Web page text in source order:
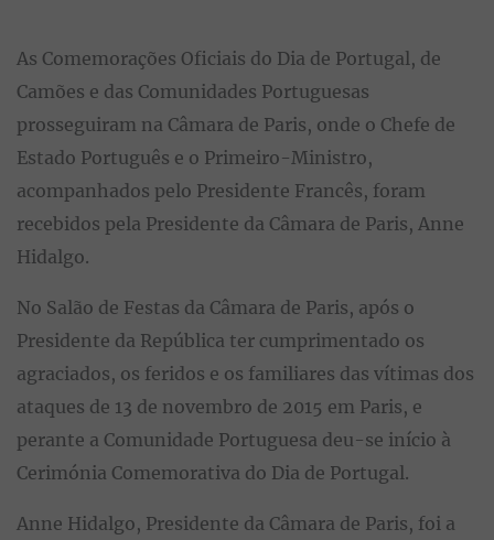
As Comemorações Oficiais do Dia de Portugal, de
Camões e das Comunidades Portuguesas
prosseguiram na Câmara de Paris, onde o Chefe de
Estado Português e o Primeiro-Ministro,
acompanhados pelo Presidente Francês, foram
recebidos pela Presidente da Câmara de Paris, Anne
Hidalgo.
No Salão de Festas da Câmara de Paris, após o
Presidente da República ter cumprimentado os
agraciados, os feridos e os familiares das vítimas dos
ataques de 13 de novembro de 2015 em Paris, e
perante a Comunidade Portuguesa deu-se início à
Cerimónia Comemorativa do Dia de Portugal.
Anne Hidalgo, Presidente da Câmara de Paris, foi a